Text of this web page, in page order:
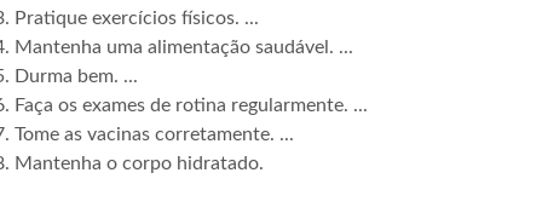
Pratique exercícios físicos. ...
Mantenha uma alimentação saudável. ...
Durma bem. ...
Faça os exames de rotina regularmente. ...
Tome as vacinas corretamente. ...
Mantenha o corpo hidratado.